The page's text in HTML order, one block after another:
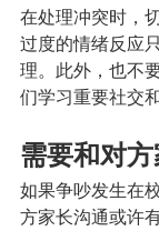
在处理冲突时，
过度的情绪反应
理。此外，也不
们学习重要社交
需要和对
如果争吵发生在
方家长沟通或许